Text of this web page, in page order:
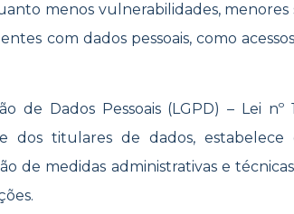
menos vulnerabilidades, menores
com dados pessoais, como
de Dados Pessoais (LGPD) – Lei nº
dos titulares de dados,
de medidas administrativas e